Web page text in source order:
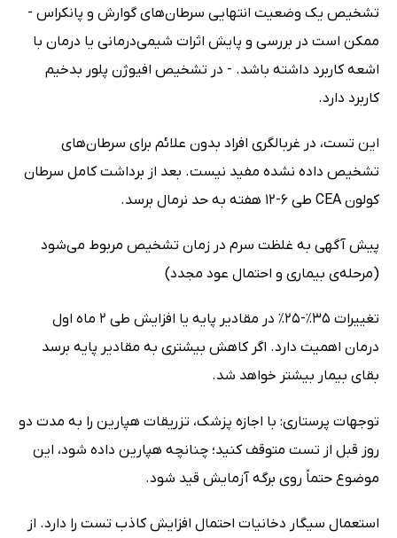
تشخیص یک وضعیت انتهایی سرطان‌های گوارش و پانکراس -
ممکن است در بررسی و پایش اثرات شیمی‌درمانی یا درمان با
اشعه کاربرد داشته باشد. - در تشخیص افیوژن پلور بدخیم
کاربرد دارد.
این تست، در غربالگری افراد بدون علائم برای سرطان‌های
تشخیص داده نشده مفید نیست. بعد از برداشت کامل سرطان
کولون CEA طی 6-12 هفته به حد نرمال برسد.
پیش آگهی به غلظت سرم در زمان تشخیص مربوط می‌شود
(مرحله‌ی بیماری و احتمال عود مجدد)
تغییرات 35٪-25٪ در مقادیر پایه یا افزایش طی 2 ماه اول
درمان اهمیت دارد. اگر کاهش بیشتری به مقادیر پایه برسد
بقای بیمار بیشتر خواهد شد.
توجهات پرستاری: با اجازه پزشک، تزریقات هپارین را به مدت دو
روز قبل از تست متوقف کنید؛ چنانچه هپارین داده شود، این
موضوع حتماً روی برگه آزمایش قید شود.
استعمال سیگار دخانیات احتمال افزایش کاذب تست را دارد. از